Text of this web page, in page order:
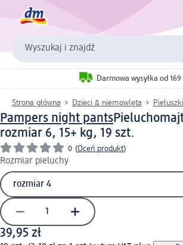
Wyszukaj i znajdź
Darmowa wysyłka od 169
Strona główna Dzieci & niemowlęta Pieluszki
Pampers night pants
rozmiar 6, 15+ kg, 19 szt.
0 (Oceń produkt)
Rozmiar pieluchy
39,95 zł